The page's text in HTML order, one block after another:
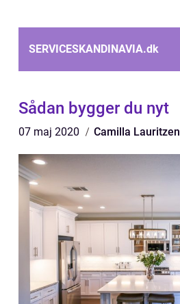
SERVICESKANDINAVIA.dk
Sådan bygger du nyt
07 maj 2020 Camilla Lauritzen